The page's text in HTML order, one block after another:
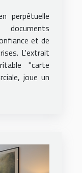
perpétuelle
et de
L'extrait
"carte
joue un